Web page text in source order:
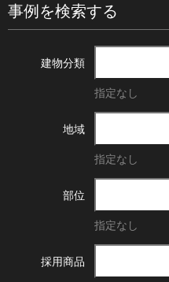
事例を検索する
建物分類
指定なし
地域
指定なし
部位
指定なし
採用商品